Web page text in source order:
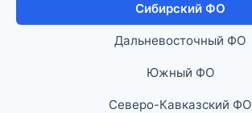
Сибирский ФО
Дальневосточный ФО
Южный ФО
Северо-Кавказский ФО